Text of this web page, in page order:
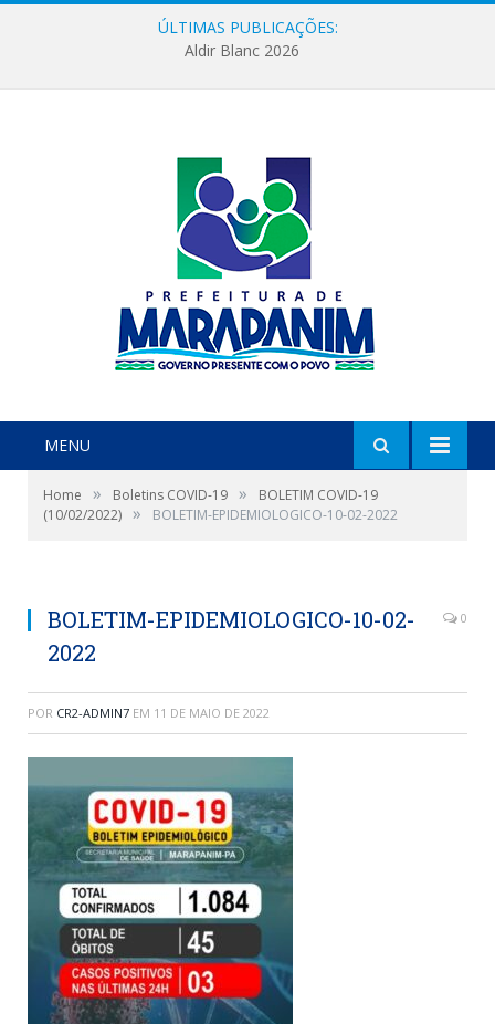
ÚLTIMAS PUBLICAÇÕES:
Aldir Blanc 2026
MENU
Home » Boletins COVID-19 »
BOLETIM COVID-19
(10/02/2022) » BOLETIM-EPIDEMIOLOGICO-10-02-2022
BOLETIM-EPIDEMIOLOGICO-10-02-
2022
0
POR CR2-ADMIN7 EM 11 DE MAIO DE 2022